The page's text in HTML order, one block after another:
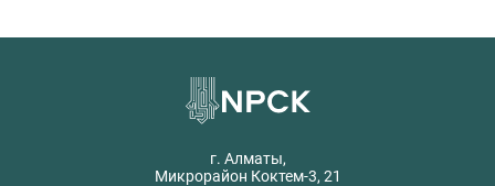
г. Алматы,
Микрорайон Коктем-3, 21